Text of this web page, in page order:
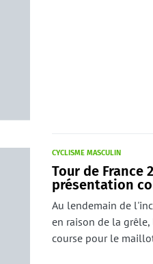
CYCLISME MASCULIN
Tour de France
présentation
Au lendemain de
en raison de la
course pour le